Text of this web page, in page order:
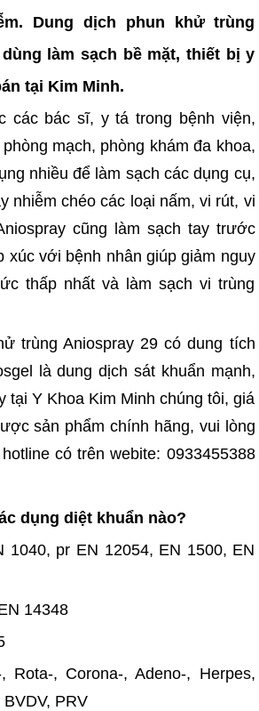
Dung dịch phun khử trùng
làm sạch bề mặt, thiết bị y
tại Kim Minh.
các bác sĩ, y tá trong bệnh viện,
mạch, phòng khám đa khoa,
nhiều để làm sạch các dụng cụ,
nhiễm chéo các loại nấm, vi rút, vi
cũng làm sạch tay trước
xúc với bệnh nhân giúp giảm nguy
thấp nhất và làm sạch vi trùng
trùng Aniospray 29 có dung tích
là dung dịch sát khuẩn mạnh,
tại Y Khoa Kim Minh chúng tôi, giá
sản phẩm chính hãng, vui lòng
có trên webite: 0933455388
dụng diệt khuẩn nào?
1040, pr EN 12054, EN 1500, EN
14348
Rota-, Corona-, Adeno-, Herpes,
PRV